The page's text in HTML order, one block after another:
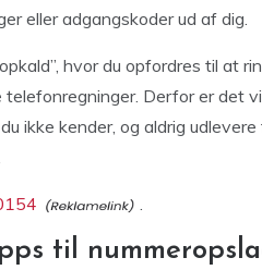
eller adgangskoder ud af dig.
hvor du opfordres til at
telefonregninger. Derfor er det
ikke kender, og aldrig
.
til